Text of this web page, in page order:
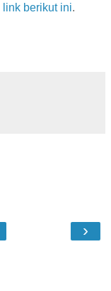
link berikut ini.
›